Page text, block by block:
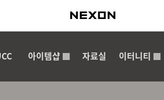
아이템샵 자료실 이터니티